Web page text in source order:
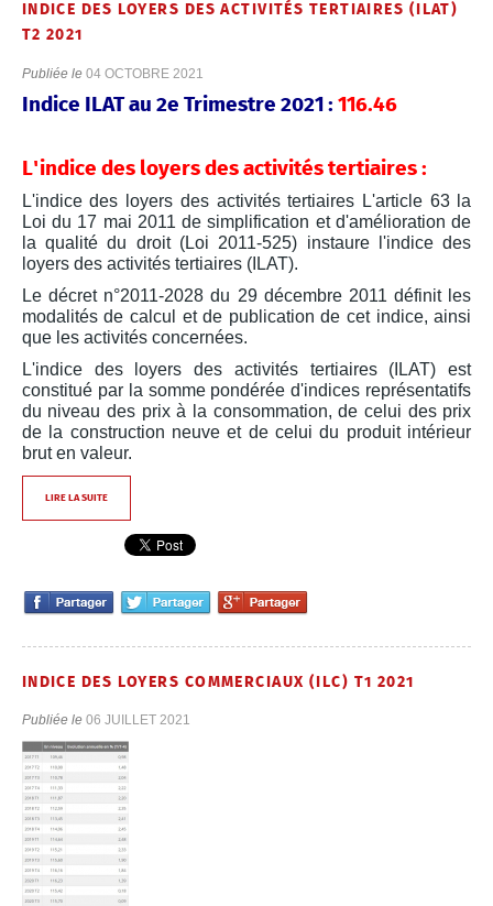
INDICE DES LOYERS DES ACTIVITÉS TERTIAIRES (ILAT)
T2 2021
Publiée le 04 OCTOBRE 2021
Indice ILAT au 2e Trimestre 2021 : 116.46
L'indice des loyers des activités tertiaires :
L'indice des loyers des activités tertiaires L'article 63 la
Loi du 17 mai 2011 de simplification et d'amélioration de
la qualité du droit (Loi 2011-525) instaure l'indice des
loyers des activités tertiaires (ILAT).
Le décret n°2011-2028 du 29 décembre 2011 définit les
modalités de calcul et de publication de cet indice, ainsi
que les activités concernées.
L'indice des loyers des activités tertiaires (ILAT) est
constitué par la somme pondérée d'indices représentatifs
du niveau des prix à la consommation, de celui des prix
de la construction neuve et de celui du produit intérieur
brut en valeur.
LIRE LA SUITE
INDICE DES LOYERS COMMERCIAUX (ILC) T1 2021
Publiée le 06 JUILLET 2021